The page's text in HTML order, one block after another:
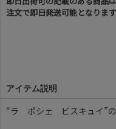
注文で即日発送可能となります
アイテム説明
“ラ ポシェ ビスキュイ”の